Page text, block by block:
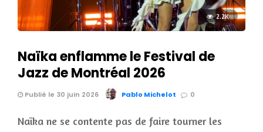
2.2K
Naïka enflamme le Festival de
Jazz de Montréal 2026
Publié le 30 juin 2026 Pablo Michelot 0
Naïka ne se contente pas de faire tourner les